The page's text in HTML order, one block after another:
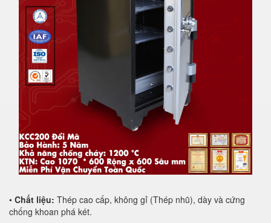
• Chất liệu: Thép cao cấp, không gỉ (Thép nhũ), dày và cứng
chống khoan phá két.